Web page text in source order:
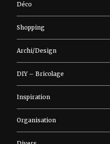
Déco
Shopping
Archi/Design
DIY – Bricolage
Inspiration
Organisation